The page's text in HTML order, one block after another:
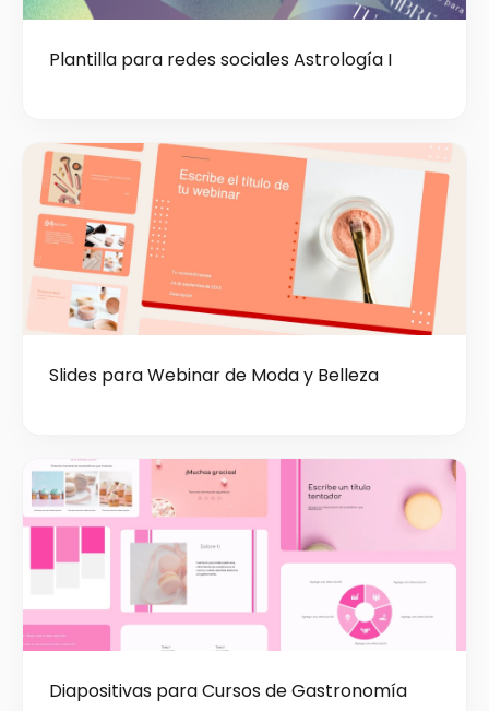
Plantilla para redes sociales Astrología I
Slides para Webinar de Moda y Belleza
Diapositivas para Cursos de Gastronomía